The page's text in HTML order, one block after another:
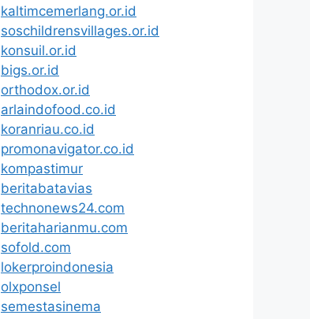
kaltimcemerlang.or.id
soschildrensvillages.or.id
konsuil.or.id
bigs.or.id
orthodox.or.id
arlaindofood.co.id
koranriau.co.id
promonavigator.co.id
kompastimur
beritabatavias
technonews24.com
beritaharianmu.com
sofold.com
lokerproindonesia
olxponsel
semestasinema